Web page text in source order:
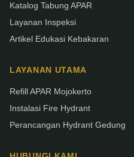
Katalog Tabung APAR
Layanan Inspeksi
Artikel Edukasi Kebakaran
LAYANAN UTAMA
Refill APAR Mojokerto
Instalasi Fire Hydrant
Perancangan Hydrant Gedung